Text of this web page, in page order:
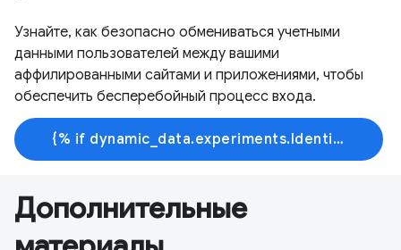
Узнайте, как безопасно обмениваться учетными
данными пользователей между вашими
аффилированными сайтами и приложениями, чтобы
обеспечить бесперебойный процесс входа.
{% if dynamic_data.experiments.IdentityButtonTextFeature.button_variant == 'variant_a' %}Узнать больше{% else %}Начать обучение{% endif %}
Дополнительные